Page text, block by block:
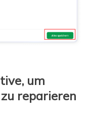
um
reparieren